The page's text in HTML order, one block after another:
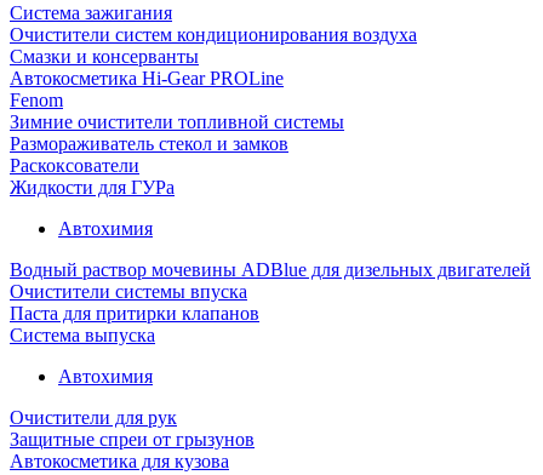
Система зажигания
Очистители систем кондиционирования воздуха
Смазки и консерванты
Автокосметика Hi-Gear PROLine
Fenom
Зимние очистители топливной системы
Размораживатель стекол и замков
Раскоксователи
Жидкости для ГУРа
Автохимия
Водный раствор мочевины ADBlue для дизельных двигателей
Очистители системы впуска
Паста для притирки клапанов
Система выпуска
Автохимия
Очистители для рук
Защитные спреи от грызунов
Автокосметика для кузова